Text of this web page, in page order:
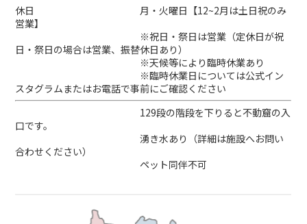
休日 月・火曜日【12~2月は土日祝のみ
営業】
※祝日・祭日は営業（定休日が祝
日・祭日の場合は営業、振替休日あり）
※天候等により臨時休業あり
※臨時休業日については公式イン
スタグラムまたはお電話で事前にご確認ください
129段の階段を下りると不動窟の入
口です。
湧き水あり（詳細は施設へお問い
合わせください）
ペット同伴不可